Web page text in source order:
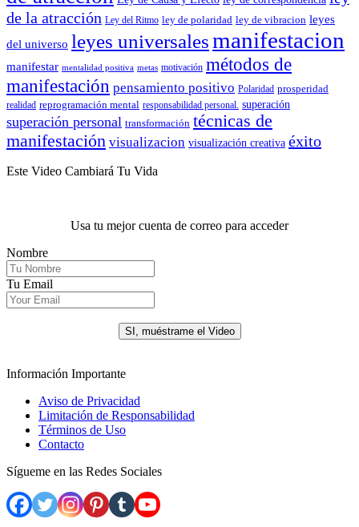
de la atracción Ley del Ritmo ley de polaridad ley de vibracion leyes
del universo leyes universalesmanifestacion
manifestar mentalidad positiva metas motivación métodos de
manifestación pensamiento positivo Polaridad prosperidad
realidad reprogramación mental responsabilidad personal. superación
superación personal transformación técnicas de
manifestación visualizacion visualización creativa éxito
Este Video Cambiará Tu Vida
Usa tu mejor cuenta de correo para acceder
Nombre
Tu Email
SI, muéstrame el Video
Información Importante
Aviso de Privacidad
Limitación de Responsabilidad
Términos de Uso
Contacto
Sígueme en las Redes Sociales